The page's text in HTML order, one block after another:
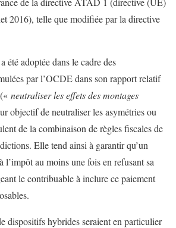
2016), telle que modifiée par la directive
adoptée dans le cadre des
par l’OCDE dans son rapport relatif
neutraliser les effets des montages
objectif de neutraliser les asymétries ou
de la combinaison de règles fiscales de
Elle tend ainsi à garantir qu’un
l’impôt au moins une fois en refusant sa
le contribuable à inclure ce paiement
dispositifs hybrides seraient en particulier